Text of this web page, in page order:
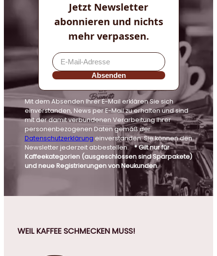
Jetzt Newsletter
abonnieren und nichts
mehr verpassen.
Absenden
Mit dem Absenden Ihrer E-Mail erklären Sie sich
einverstanden, News per E-Mail zu erhalten und sind
mit der damit verbundenen Verarbeitung Ihrer
personenbezogenen Daten gemäß der
Datenschutzerklärung einverstanden. Sie können den
Newsletter jederzeit abbestellen.* Gilt nur für
Kaffeekategorien (ausgeschlossen sind Sparpakete)
und neue Registrierungen von Neukunden.
WEIL KAFFEE SCHMECKEN MUSS!